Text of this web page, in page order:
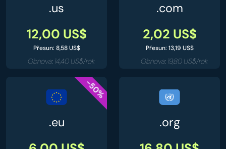
.us
12,00 US$
Přesun: 8,58 US$
Obnova: 14,40 US$/rok
.com
2,02 US$
Přesun: 13,19 US$
Obnova: 19,80 US$/rok
-50%
.eu .org